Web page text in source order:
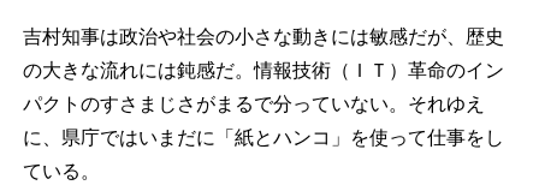
吉村知事は政治や社会の小さな動きには敏感だが、歴史
の大きな流れには鈍感だ。情報技術（ＩＴ）革命のイン
パクトのすさまじさがまるで分っていない。それゆえ
に、県庁ではいまだに「紙とハンコ」を使って仕事をし
ている。